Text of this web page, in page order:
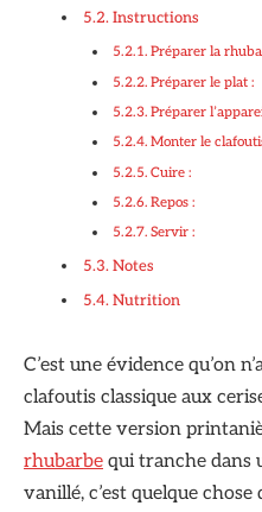
Instructions
Préparer la
Préparer le plat :
Préparer
Monter le
Cuire :
Repos :
Servir :
Notes
Nutrition
C’est une évidence qu’on
clafoutis classique aux
Mais cette version
rhubarbe qui tranche dans
vanillé, c’est quelque